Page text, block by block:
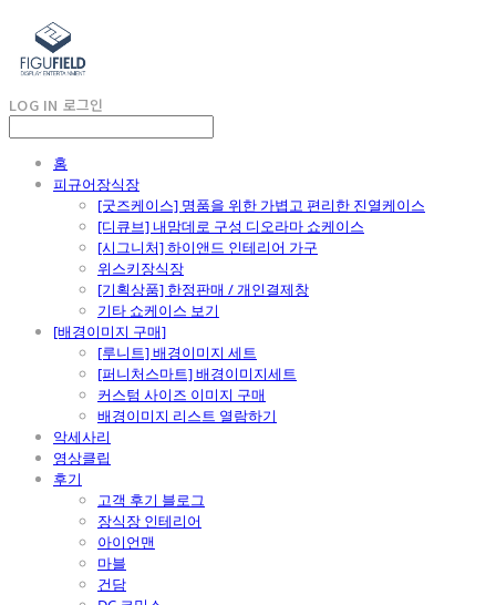
LOG IN 로그인
홈
피규어장식장
[굿즈케이스] 명품을 위한 가볍고 편리한 진열케이스
[디큐브] 내맘데로 구성 디오라마 쇼케이스
[시그니처] 하이앤드 인테리어 가구
위스키장식장
[기획상품] 한정판매 / 개인결제창
기타 쇼케이스 보기
[배경이미지 구매]
[루니트] 배경이미지 세트
[퍼니처스마트] 배경이미지세트
커스텀 사이즈 이미지 구매
배경이미지 리스트 열람하기
악세사리
영상클립
후기
고객 후기 블로그
장식장 인테리어
아이언맨
마블
건담